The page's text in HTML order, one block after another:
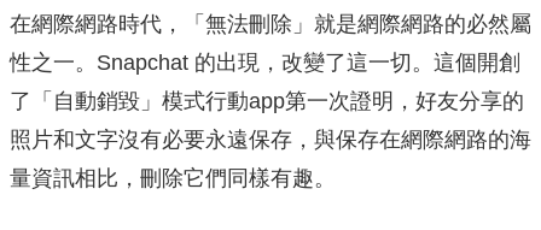
在網際網路時代，「無法刪除」就是網際網路的必然屬
性之一。Snapchat 的出現，改變了這一切。這個開創
了「自動銷毀」模式行動app第一次證明，好友分享的
照片和文字沒有必要永遠保存，與保存在網際網路的海
量資訊相比，刪除它們同樣有趣。